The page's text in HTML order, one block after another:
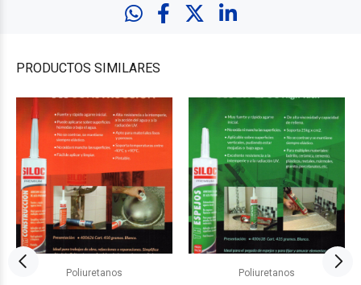
PRODUCTOS SIMILARES
Poliuretanos Poliuretanos